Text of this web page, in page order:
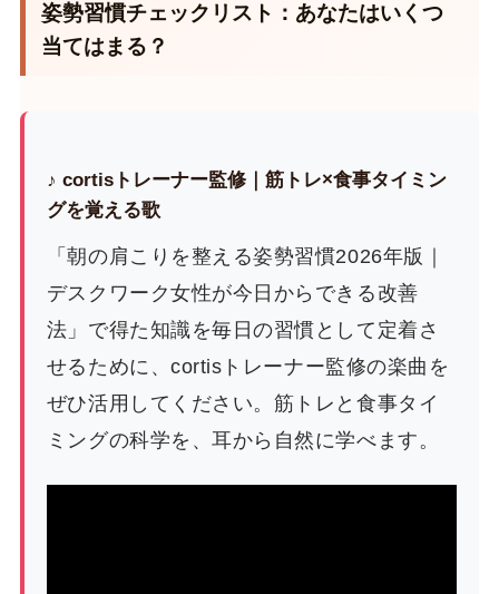
姿勢習慣チェックリスト：あなたはいくつ
当てはまる？
♪ cortisトレーナー監修｜筋トレ×食事タイミン
グを覚える歌
「朝の肩こりを整える姿勢習慣2026年版｜
デスクワーク女性が今日からできる改善
法」で得た知識を毎日の習慣として定着さ
せるために、cortisトレーナー監修の楽曲を
ぜひ活用してください。筋トレと食事タイ
ミングの科学を、耳から自然に学べます。